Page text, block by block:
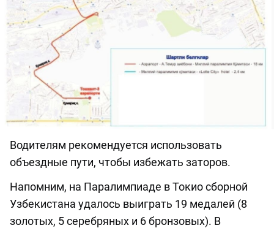
Водителям рекомендуется использовать
объездные пути, чтобы избежать заторов.
Напомним, на Паралимпиаде в Токио сборной
Узбекистана удалось выиграть 19 медалей (8
золотых, 5 серебряных и 6 бронзовых). В